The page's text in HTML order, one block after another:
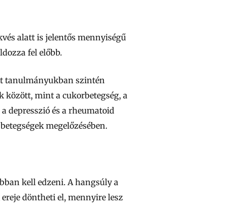
alatt is jelentős mennyiségű
fel előbb.
tanulmányukban szintén
között, mint a cukorbetegség, a
depresszió és a rheumatoid
megelőzésében.
kell edzeni. A hangsúly a
döntheti el, mennyire lesz